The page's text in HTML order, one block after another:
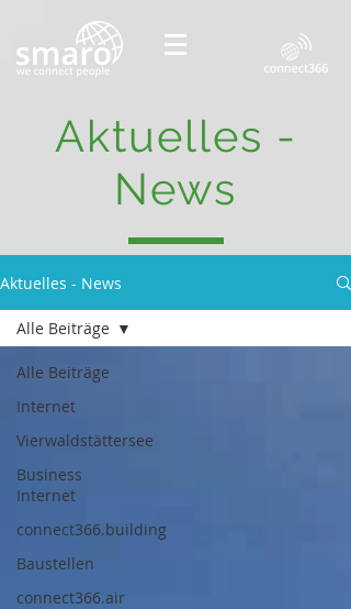
Aktuelles -
News
Aktuelles - News
Alle Beiträge
Internet
Vierwaldstättersee
Business
Internet
connect366.building
Baustellen
connect366.air
Alle Beiträge